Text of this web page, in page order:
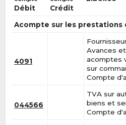
Débit Crédit
Acompte sur les prestations
4091
Avances et
acomptes
sur
Compte
044566
TVA sur
biens et
Compte